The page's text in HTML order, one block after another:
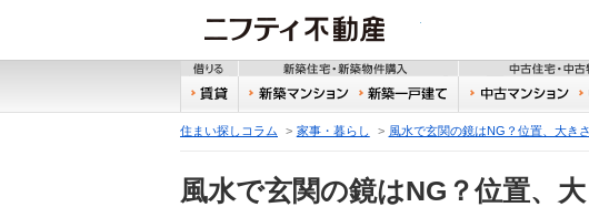
借りる 新築住宅・新築物
賃貸
新築マンション 新築一戸建て
住まい探しコラム 家事・暮らし 風水で玄関の鏡はNG？位置、大き
風水で玄関の鏡はNG？位置、